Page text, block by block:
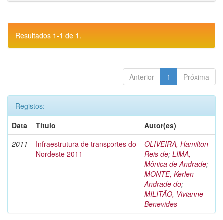
Resultados 1-1 de 1.
Anterior 1 Próxima
Registos:
Data
Título
Autor(es)
2011
Infraestrutura de transportes do
Nordeste 2011
OLIVEIRA, Hamilton
Reis de; LIMA,
Mônica de Andrade;
MONTE, Kerlen
Andrade do;
MILITÃO, Vivianne
Benevides